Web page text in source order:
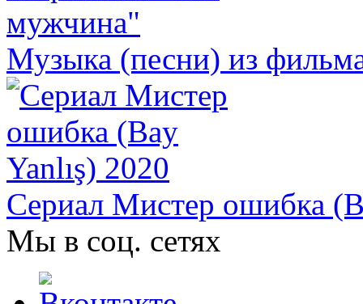
Музыка (песни) из
Сериал Мистер ошибка
Мы в соц. сетях